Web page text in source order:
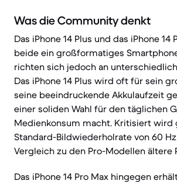
Was die Community denkt
Das iPhone 14 Plus und das iPhone 14
beide ein großformatiges
richten sich jedoch an
Das iPhone 14 Plus wird oft für sein
seine beeindruckende Akkulaufzeit
einer soliden Wahl für den täglichen
Medienkonsum macht. Kritisiert
Standard-Bildwiederholrate von 60
Vergleich zu den Pro-Modellen ältere
Das iPhone 14 Pro Max hingegen